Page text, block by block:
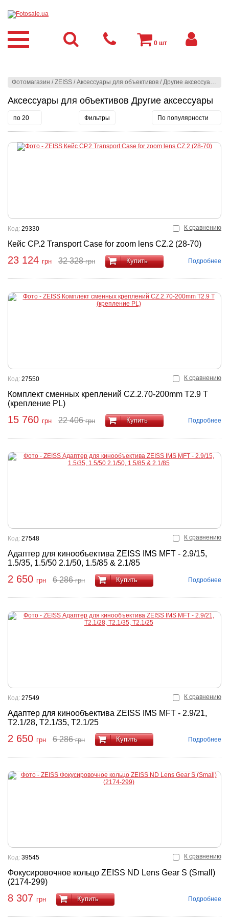
Фотомагазин /ZEISS /Аксессуары для объективов /Другие аксессуары
Аксессуары для объективов Другие аксессуары
по 20 Фильтры По популярности
К сравнению
Кейс CP.2 Transport Case for zoom lens CZ.2 (28-70)
Код: 29330
23 124 грн 32 328грн Купить Подробнее
К сравнению
Комплект сменных креплений CZ.2.70-200mm T2.9 T
(крепление PL)
Код: 27550
15 760 грн 22 406грн Купить Подробнее
К сравнению
Адаптер для кинообъектива ZEISS IMS MFT - 2.9/15,
1.5/35, 1.5/50 2.1/50, 1.5/85 & 2.1/85
Код: 27548
2 650 грн 6 286грн Купить Подробнее
К сравнению
Адаптер для кинообъектива ZEISS IMS MFT - 2.9/21,
T2.1/28, T2.1/35, T2.1/25
Код: 27549
2 650 грн 6 286грн Купить Подробнее
К сравнению
Фокусировочное кольцо ZEISS ND Lens Gear S (Small)
(2174-299)
Код: 39545
8 307 грн Купить Подробнее
0 шт